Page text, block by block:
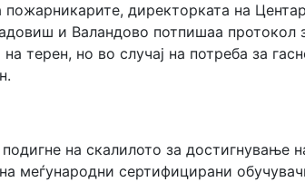
пожарникарите, директорката на
и Валандово потпишаа
на терен, но во случај на потреба за
подигне на скалилото за
меѓународни сертифицирани